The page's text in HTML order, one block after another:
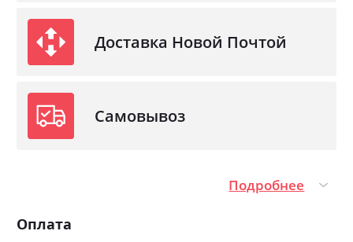
Доставка Новой Почтой
Самовывоз
Подробнее
Оплата